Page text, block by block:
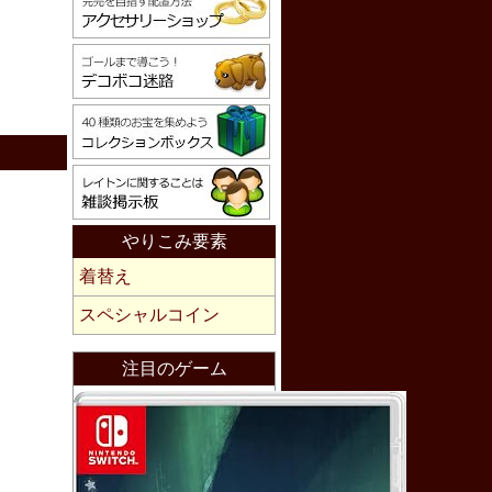
やりこみ要素
着替え
スペシャルコイン
注目のゲーム